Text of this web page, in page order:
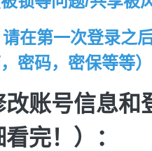
在第一次登录之
密码，密保等等
改账号信息和
完！）：